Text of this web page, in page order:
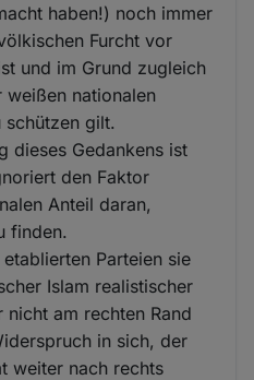
haben!) noch immer
Furcht vor
und im Grund zugleich
weißen nationalen
schützen gilt.
dieses Gedankens ist
den Faktor
Anteil daran,
finden.
Parteien sie
Islam realistischer
am rechten Rand
in sich, der
weiter nach rechts